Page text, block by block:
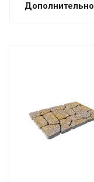
Дополнительно